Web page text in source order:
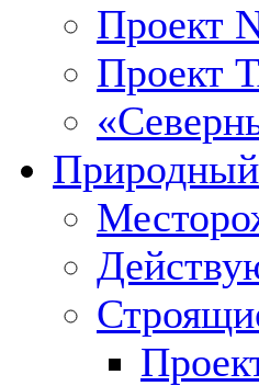
Проект
Проект
Природный